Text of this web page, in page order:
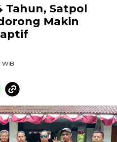
Tahun, Satpol
Makin
WIB